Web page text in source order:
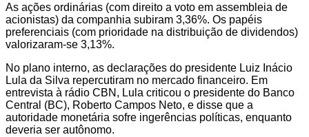
As ações ordinárias (com direito a voto em assembleia de
acionistas) da companhia subiram 3,36%. Os papéis
preferenciais (com prioridade na distribuição de dividendos)
valorizaram-se 3,13%.
No plano interno, as declarações do presidente Luiz Inácio
Lula da Silva repercutiram no mercado financeiro. Em
entrevista à rádio CBN, Lula criticou o presidente do Banco
Central (BC), Roberto Campos Neto, e disse que a
autoridade monetária sofre ingerências políticas, enquanto
deveria ser autônomo.